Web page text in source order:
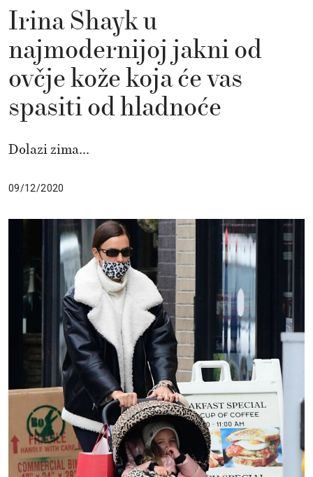
Irina Shayk u
najmodernijoj jakni od
ovčje kože koja će vas
spasiti od hladnoće
Dolazi zima...
09/12/2020